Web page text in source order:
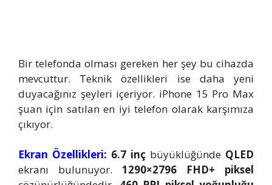
Bir telefonda olması gereken her şey bu cihazda
mevcuttur. Teknik özellikleri ise daha yeni
duyacağınız şeyleri içeriyor. iPhone 15 Pro Max
şuan için satılan en iyi telefon olarak karşımıza
çıkıyor.
Ekran Özellikleri: 6.7 inç büyüklüğünde QLED
ekranı bulunuyor. 1290×2796 FHD+ piksel